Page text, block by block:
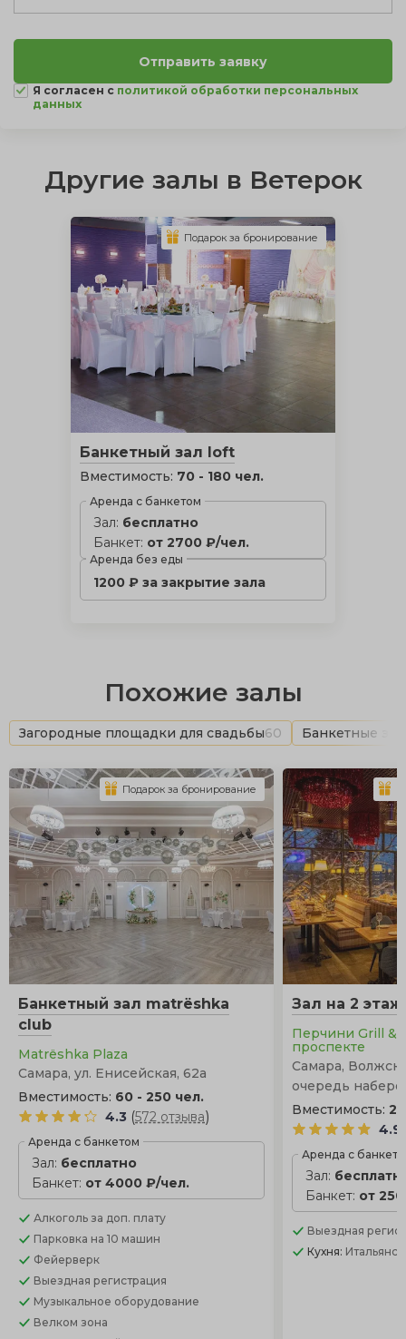
Я согласен с политикой обработки персональных
данных
Другие залы в Ветерок
Банкетный зал loft
Вместимость: 70 - 180 чел.
Аренда с банкетом
Зал: бесплатно
Банкет: от 2700 ₽/чел.
Аренда без еды
1200 ₽ за закрытие зала
Подарок за бронирование
Похожие залы
Загородные площадки для свадьбы60 Банкетные
Банкетный зал matrёshka
club
Matrёshka Plaza
Самара, ул. Енисейская, 62а
Вместимость: 60 - 250 чел.
4.3 (572 отзыва)
Аренда с банкетом
Зал: бесплатно
Банкет: от 4000 ₽/чел.
Алкоголь за доп. плату
Парковка на 10 машин
Фейерверк
Выездная регистрация
Музыкальное оборудование
Велком зона
Подарок за бронирование
Зал на 2
Перчини Grill &
проспекте
Самара,
очередь
Вместимость:
4.9
Аренда с
Зал:
Банкет: от
Выездная
Кухня: